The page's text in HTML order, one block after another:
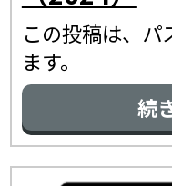
この投稿は、パ
ます。
続